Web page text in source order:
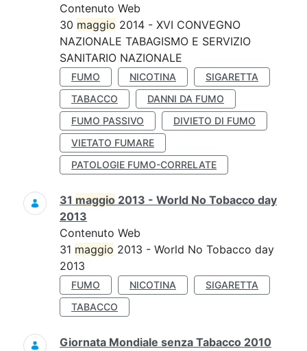
Contenuto Web
30 maggio 2014 - XVI CONVEGNO
NAZIONALE TABAGISMO E SERVIZIO
SANITARIO NAZIONALE
FUMO NICOTINA
SIGARETTA
TABACCO
DANNI DA FUMO
FUMO PASSIVO
DIVIETO DI FUMO
VIETATO FUMARE
PATOLOGIE FUMO-CORRELATE
31 maggio 2013 - World No Tobacco day
2013
Contenuto Web
31 maggio 2013 - World No Tobacco day
2013
FUMO NICOTINA
SIGARETTA
TABACCO
Giornata Mondiale senza Tabacco 2010